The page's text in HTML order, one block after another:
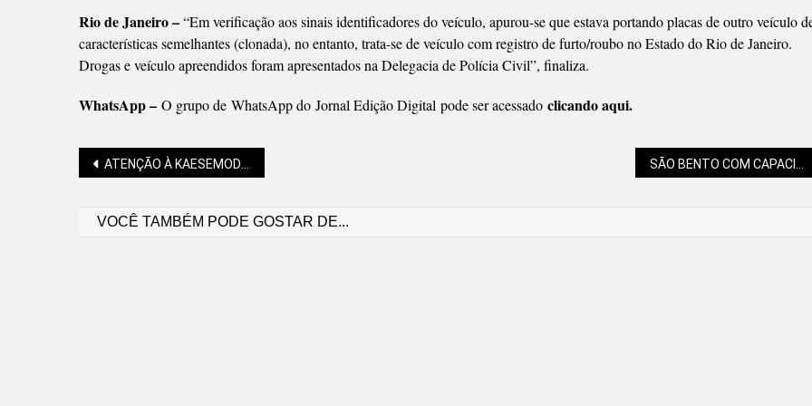
Rio de Janeiro –“Em verificação aos sinais identificadores do veículo, apurou-se que estava portando placas de outro veículo
características semelhantes (clonada), no entanto, trata-se de veículo com registro de furto/roubo no Estado do Rio de Janeiro.
Drogas e veículo apreendidos foram apresentados na Delegacia de Polícia Civil”, finaliza.
WhatsApp – O grupo de WhatsApp do Jornal Edição Digital pode ser acessado clicando aqui.
Navegação
ATENÇÃO À KAESEMODEL, COM TRECHO INTERDITADO
VOCÊ TAMBÉM PODE GOSTAR DE...